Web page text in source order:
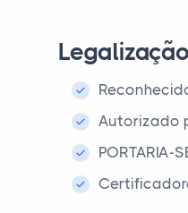
Legalização
Autorizado